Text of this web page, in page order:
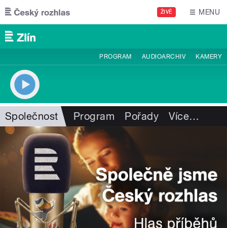
Přejít k hlavnímu obsahu
ŽIVĚ MENU
PROGRAM AUDIOARCHIV KAMERY
Společnost Program Pořady Více…